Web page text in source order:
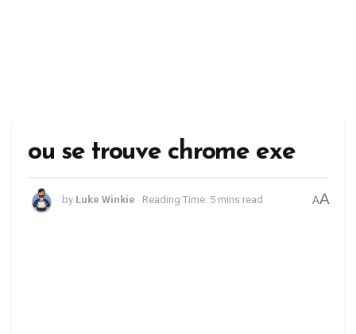
ou se trouve chrome exe
by Luke Winkie Reading Time: 5 mins read AA